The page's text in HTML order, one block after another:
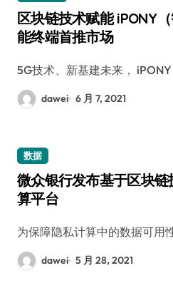
区块链技术赋能 iPONY
能终端首推市场
5G技术、新基建未来，
dawei 6 月 7, 2021
数据
微众银行发布基于区块
算平台
为保障隐私计算中的数据可
dawei 5 月 28, 2021